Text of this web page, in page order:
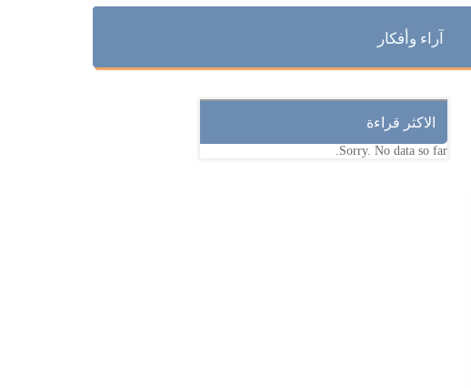
آراء وأفكار
الاكثر قراءة
Sorry. No data so far.